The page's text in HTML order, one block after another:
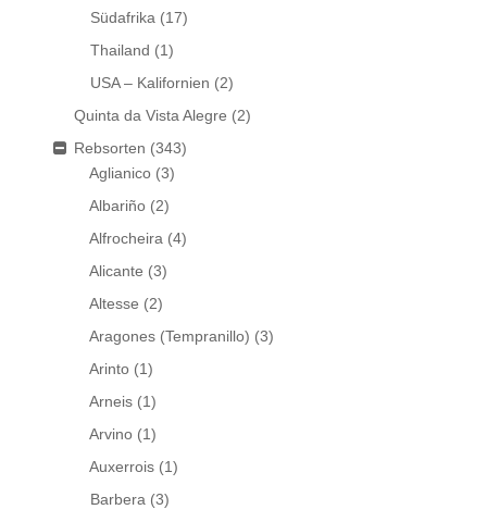
Südafrika (17)
Thailand (1)
USA – Kalifornien (2)
Quinta da Vista Alegre (2)
Rebsorten (343)
Aglianico (3)
Albariño (2)
Alfrocheira (4)
Alicante (3)
Altesse (2)
Aragones (Tempranillo) (3)
Arinto (1)
Arneis (1)
Arvino (1)
Auxerrois (1)
Barbera (3)